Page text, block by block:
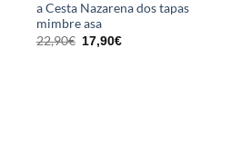
a Cesta Nazarena dos tapas
mimbre asa
22,90€ El
precio
17,90€El